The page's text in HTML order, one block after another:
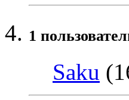
1
Saku